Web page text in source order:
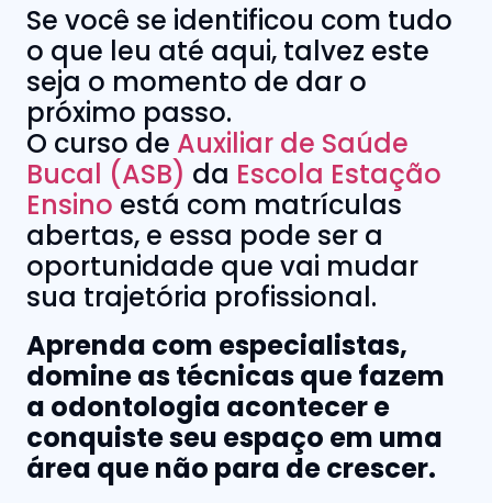
Se você se identificou com tudo
o que leu até aqui, talvez este
seja o momento de dar o
próximo passo.
O curso de Auxiliar de Saúde
Bucal (ASB) da Escola Estação
Ensino está com matrículas
abertas, e essa pode ser a
oportunidade que vai mudar
sua trajetória profissional.
Aprenda com especialistas,
domine as técnicas que fazem
a odontologia acontecer e
conquiste seu espaço em uma
área que não para de crescer.